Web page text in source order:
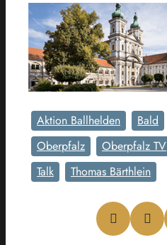
Aktion Ballhelden Bald
Oberpfalz
Oberpfalz TV
Talk
Thomas Bärthlein